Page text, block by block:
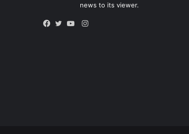
news to its viewer.
Instagram